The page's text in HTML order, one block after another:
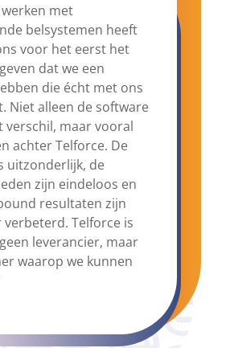
met
belsystemen heeft
voor het eerst het
dat we een
die écht met ons
Niet alleen de software
verschil, maar vooral
achter Telforce. De
uitzonderlijk, de
zijn eindeloos en
resultaten zijn
verbeterd. Telforce is
leverancier, maar
waarop we kunnen